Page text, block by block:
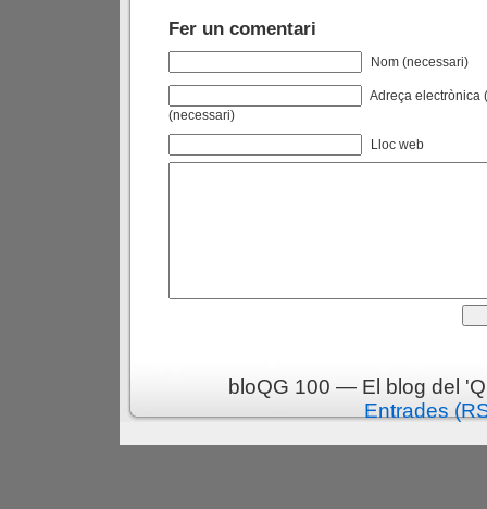
Fer un comentari
Nom (necessari)
Adreça electrònica
(necessari)
Lloc web
bloQG 100 — El blog del
Entrades